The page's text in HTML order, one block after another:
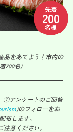
先着
200
名様
品をあてよう！市内の
200名)
①アンケートのご回答
)のフォローをお
します。
意ください。